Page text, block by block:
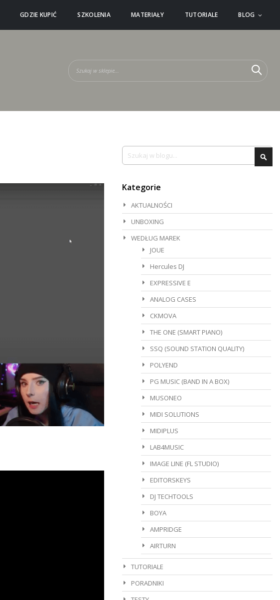
GDZIE KUPIĆ SZKOLENIA MATERIAŁY TUTORIALE BLOG
Szukaj
Kategorie
AKTUALNOŚCI
UNBOXING
WEDŁUG MAREK
JOUE
Hercules DJ
EXPRESSIVE E
ANALOG CASES
CKMOVA
THE ONE (SMART PIANO)
SSQ (SOUND STATION QUALITY)
POLYEND
PG MUSIC (BAND IN A BOX)
MUSONEO
MIDI SOLUTIONS
MIDIPLUS
LAB4MUSIC
IMAGE LINE (FL STUDIO)
EDITORSKEYS
DJ TECHTOOLS
BOYA
AMPRIDGE
AIRTURN
TUTORIALE
PORADNIKI